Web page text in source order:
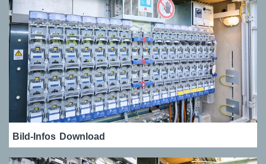
Bild-Infos Download